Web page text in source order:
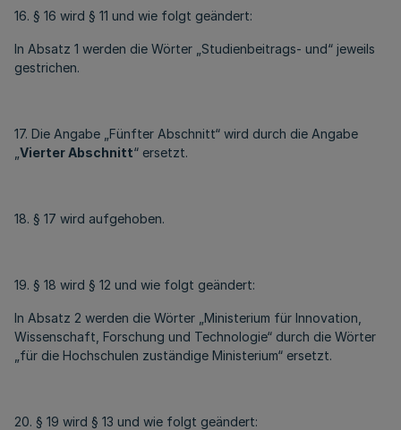
16. § 16 wird § 11 und wie folgt geändert:
In Absatz 1 werden die Wörter „Studienbeitrags- und“ jeweils
gestrichen.
17. Die Angabe „Fünfter Abschnitt“ wird durch die Angabe
Vierter Abschnitt“ ersetzt.
18. § 17 wird aufgehoben.
19. § 18 wird § 12 und wie folgt geändert:
In Absatz 2 werden die Wörter „Ministerium für Innovation,
Wissenschaft, Forschung und Technologie“ durch die Wörter
„für die Hochschulen zuständige Ministerium“ ersetzt.
20. § 19 wird § 13 und wie folgt geändert: